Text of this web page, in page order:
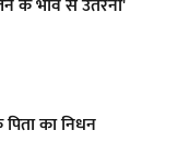
का निधन